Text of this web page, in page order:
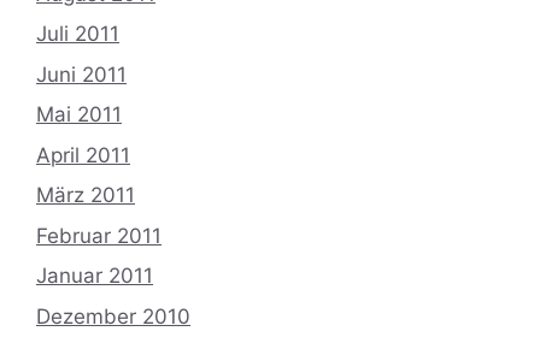
Juli 2011
Juni 2011
Mai 2011
April 2011
März 2011
Februar 2011
Januar 2011
Dezember 2010